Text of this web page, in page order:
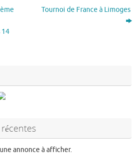
14
Tournoi de France à Limoges
annonce à afficher.